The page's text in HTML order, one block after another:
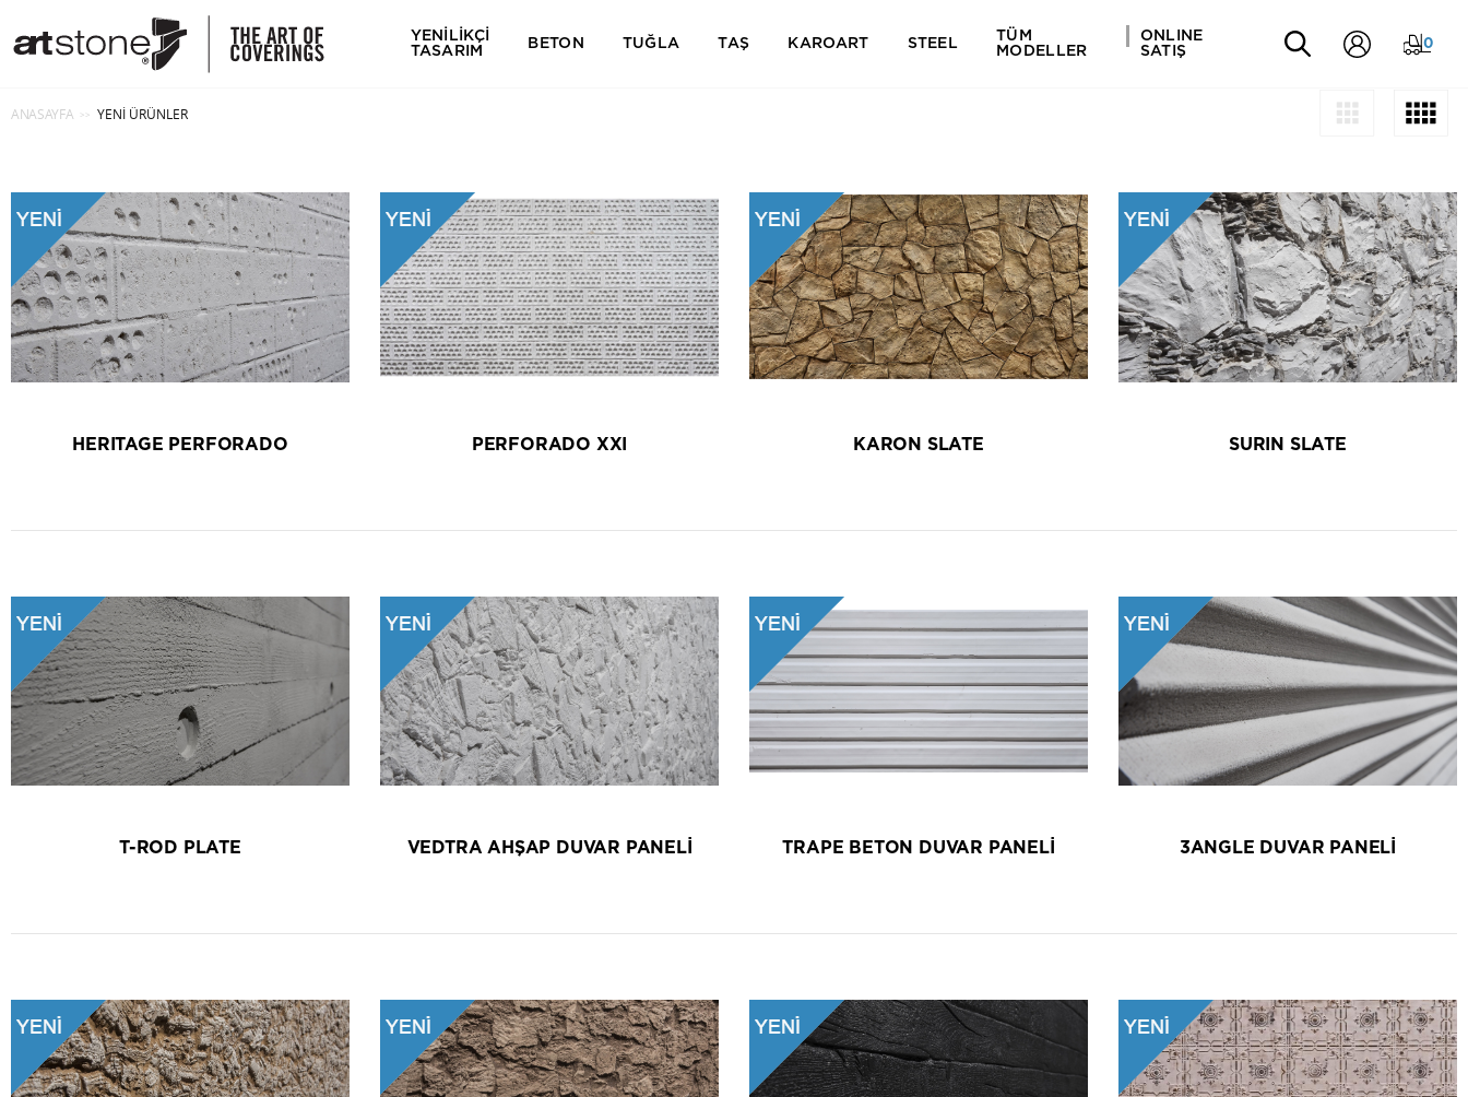
YENİLİKÇİ
TASARIM
BETON TUĞLA TAŞ KAROART STEEL
TÜM
MODELLER
ONLINE
SATIŞ
0
ANASAYFA >> YENI ÜRÜNLER
HERITAGE PERFORADO PERFORADO XXI KARON SLATE SURIN SLATE
T-ROD PLATE VEDTRA AHŞAP DUVAR PANELİ TRAPE BETON DUVAR PANELİ 3ANGLE DUVAR PANELİ